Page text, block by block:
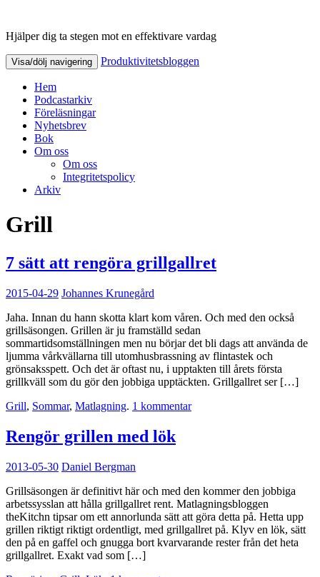
Produktivitetsbloggen
Hjälper dig ta stegen mot en effektivare vardag
Visa/dölj navigering Produktivitetsbloggen
Hem
Podcastarkiv
Föreläsningar
Nyhetsbrev
Bok
Om oss
Om oss
Integritetspolicy
Arkiv
Grill
7 sätt att rengöra grillgallret
2015-04-29 Johannes Krunegård
Jaha. Innan du hann skotta klart kom våren. Och med den också
grillsäsongen. Grillen är ju framställd sedan
sommartidsomställningen men nu börjar det bli dags att använda de
ljumma vårkvällarna till utomhusbrassning av flintastek och
grönsaksspett. Och det är oftast nu, i upptakten till årets första
grillkväll som du gör den jobbiga upptäckten. Grillgallret ser […]
Grill, Sommar, Matlagning. 1 kommentar
Rengör grillen med lök
2013-05-30 Daniel Bergman
Grillsäsongen är definitivt här och med den kommer den jobbiga
arbetssysslan att hålla grillgallret rent. Matlagningsbloggen
theKitchn tipsar om ett annorlunda sätt att göra detta på. Hetta upp
grillen riktigt riktigt ordentligt, med grillgallret på. Klyv en lök, sätt
den på en gaffel och gnugga bort kvarvarande rester från det heta
grillgallret. Exakt vad som […]